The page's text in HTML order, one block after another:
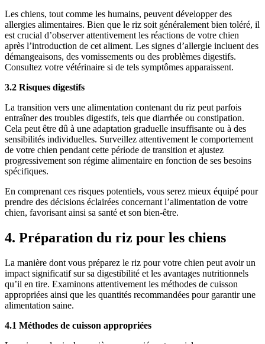
Les chiens, tout comme les humains, peuvent développer des
allergies alimentaires. Bien que le riz soit généralement bien toléré, il
est crucial d’observer attentivement les réactions de votre chien
après l’introduction de cet aliment. Les signes d’allergie incluent des
démangeaisons, des vomissements ou des problèmes digestifs.
Consultez votre vétérinaire si de tels symptômes apparaissent.
3.2 Risques digestifs
La transition vers une alimentation contenant du riz peut parfois
entraîner des troubles digestifs, tels que diarrhée ou constipation.
Cela peut être dû à une adaptation graduelle insuffisante ou à des
sensibilités individuelles. Surveillez attentivement le comportement
de votre chien pendant cette période de transition et ajustez
progressivement son régime alimentaire en fonction de ses besoins
spécifiques.
En comprenant ces risques potentiels, vous serez mieux équipé pour
prendre des décisions éclairées concernant l’alimentation de votre
chien, favorisant ainsi sa santé et son bien-être.
4. Préparation du riz pour les chiens
La manière dont vous préparez le riz pour votre chien peut avoir un
impact significatif sur sa digestibilité et les avantages nutritionnels
qu’il en tire. Examinons attentivement les méthodes de cuisson
appropriées ainsi que les quantités recommandées pour garantir une
alimentation saine.
4.1 Méthodes de cuisson appropriées